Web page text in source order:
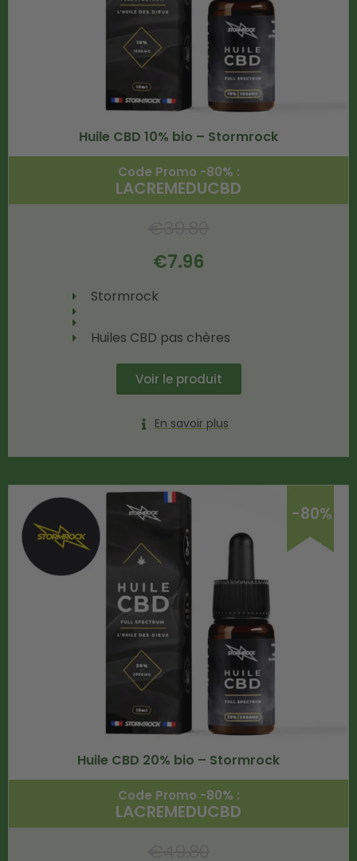
Huile CBD 10% bio – Stormrock
Code Promo -80% :
LACREMEDUCBD
€7.96
Stormrock
Huiles CBD pas chères
Voir le produit
En savoir plus
-80%
Huile CBD 20% bio – Stormrock
Code Promo -80% :
LACREMEDUCBD